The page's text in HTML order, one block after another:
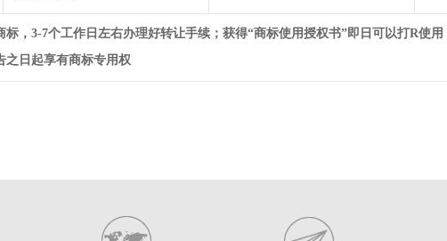
标，3-7个工作日左右办理好转让手续；获得“商标使用授权书”即日可以打R使
之日起享有商标专用权